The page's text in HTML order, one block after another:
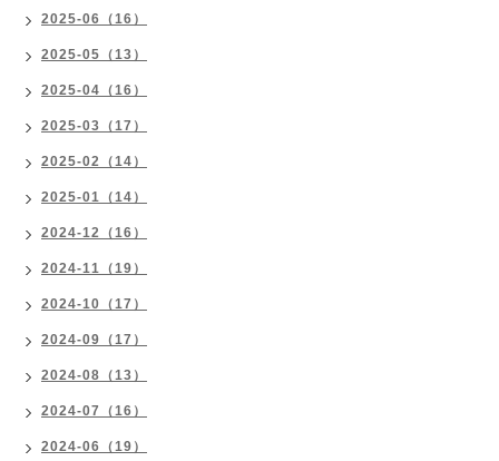
2025-06（16）
2025-05（13）
2025-04（16）
2025-03（17）
2025-02（14）
2025-01（14）
2024-12（16）
2024-11（19）
2024-10（17）
2024-09（17）
2024-08（13）
2024-07（16）
2024-06（19）